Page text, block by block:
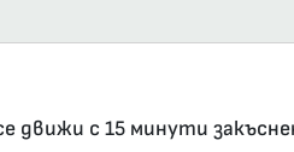
движи с 15 минути